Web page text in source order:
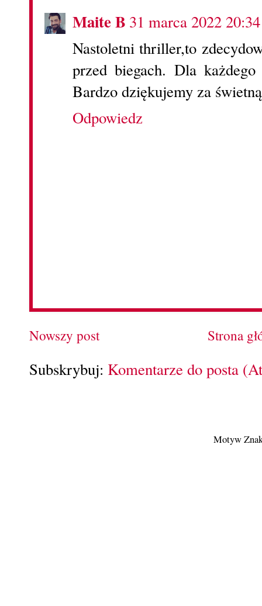
Maite B 31 marca 2022 20:34
Nastoletni thriller,to
przed biegach. Dla
Bardzo dziękujemy za
Odpowiedz
Nowszy post Strona
Subskrybuj: Komentarze do posta
Motyw